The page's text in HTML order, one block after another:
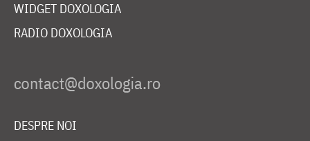
WIDGET DOXOLOGIA
RADIO DOXOLOGIA
DESPRE NOI